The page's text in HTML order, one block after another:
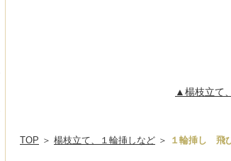
▲楊枝立て
TOP ＞ 楊枝立て、１輪挿しなど ＞ １輪挿し 飛